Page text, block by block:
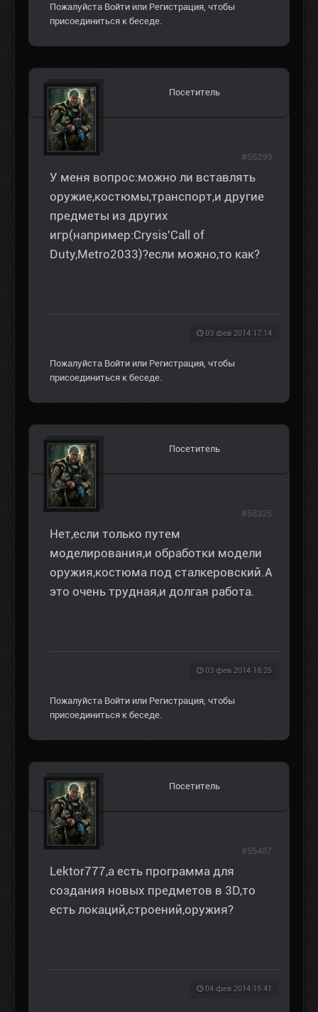
Пожалуйста Войти или Регистрация , чтобы
присоединиться к беседе.
Посетитель
У меня вопрос:можно ли вставлять
оружие,костюмы,транспорт,и другие
предметы из других
игр(например:Crysis'Call of
Duty,Metro2033)?если можно,то как?
03 фев 2014 17:14
#55299
Пожалуйста Войти или Регистрация , чтобы
присоединиться к беседе.
Посетитель
Нет,если только путем
моделирования,и обработки модели
оружия,костюма под сталкеровский.А
это очень трудная,и долгая работа.
03 фев 2014 18:25
#55325
Пожалуйста Войти или Регистрация , чтобы
присоединиться к беседе.
Посетитель
Lektor777,а есть программа для
создания новых предметов в 3D,то
есть локаций,строений,оружия?
04 фев 2014 15:41
#55487